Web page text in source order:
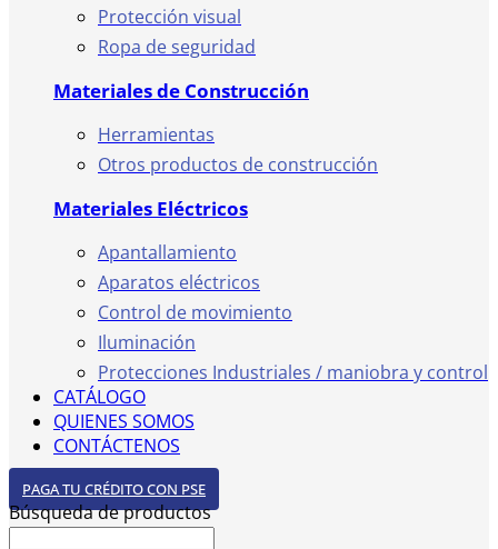
Protección visual
Ropa de seguridad
Materiales de Construcción
Herramientas
Otros productos de construcción
Materiales Eléctricos
Apantallamiento
Aparatos eléctricos
Control de movimiento
Iluminación
Protecciones Industriales / maniobra y control
CATÁLOGO
QUIENES SOMOS
CONTÁCTENOS
PAGA TU CRÉDITO CON PSE
Búsqueda de productos